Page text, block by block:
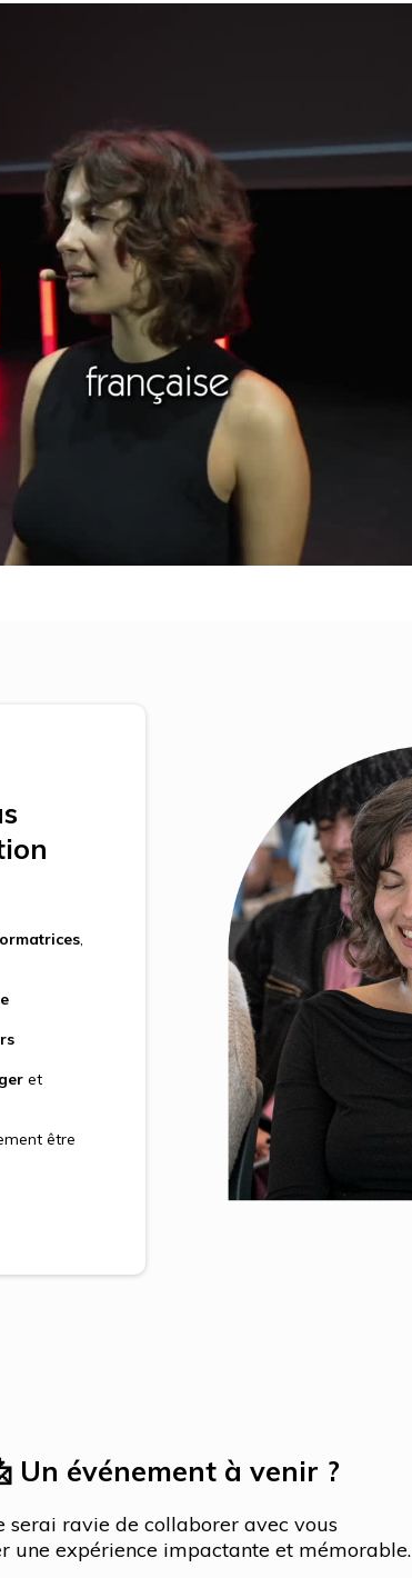
,
et
être
Un événement à venir ?
serai ravie de collaborer avec vous
une expérience impactante et mémorable.